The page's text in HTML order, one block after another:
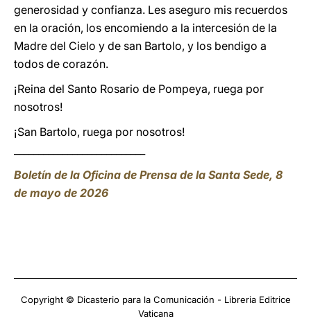
generosidad y confianza. Les aseguro mis recuerdos
en la oración, los encomiendo a la intercesión de la
Madre del Cielo y de san Bartolo, y los bendigo a
todos de corazón.
¡Reina del Santo Rosario de Pompeya, ruega por
nosotros!
¡San Bartolo, ruega por nosotros!
Boletín de la Oficina de Prensa de la Santa Sede, 8
de mayo de 2026
Copyright © Dicasterio para la Comunicación - Libreria Editrice
Vaticana